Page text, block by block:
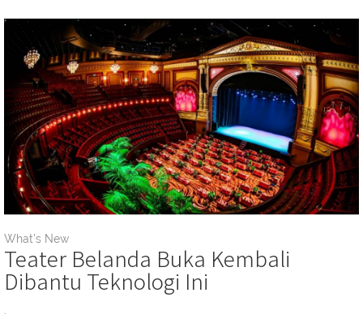
What's New
Teater Belanda Buka Kembali
Dibantu Teknologi Ini